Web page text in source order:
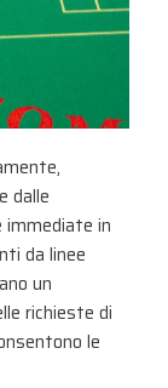
dalle
in
da linee
un
richieste di
le